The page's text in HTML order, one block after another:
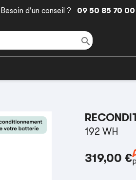
Besoin d'un conseil ? 09 50 85 70 00

192 WH
319,00 €